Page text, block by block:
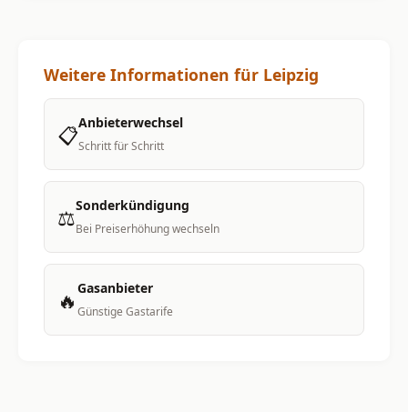
Weitere Informationen für Leipzig
📋Anbieterwechsel
Schritt für Schritt
⚖️Sonderkündigung
Bei Preiserhöhung wechseln
🔥 Gasanbieter
Günstige Gastarife